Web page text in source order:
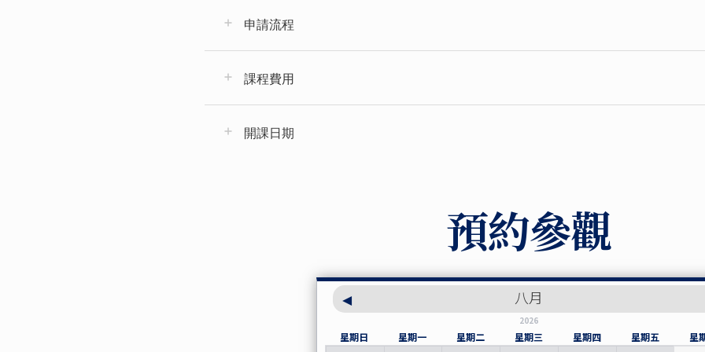
申請流程
課程費用
開課日期
預約參觀
八月
2026
星期日 星期一 星期二 星期三 星期四 星期五 星